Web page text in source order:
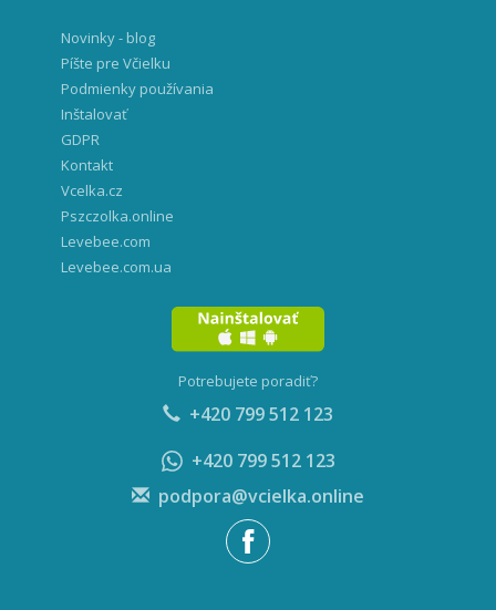
Novinky - blog
Píšte pre Včielku
Podmienky používania
Inštalovať
GDPR
Kontakt
Vcelka.cz
Pszczolka.online
Levebee.com
Levebee.com.ua
Potrebujete poradiť?
+420 799 512 123
+420 799 512 123
podpora@vcielka.online